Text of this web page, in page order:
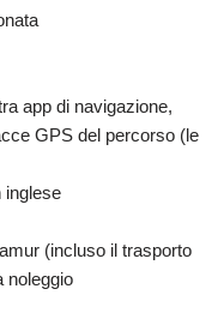
app di navigazione,
GPS del percorso (le
inglese
(incluso il trasporto
noleggio